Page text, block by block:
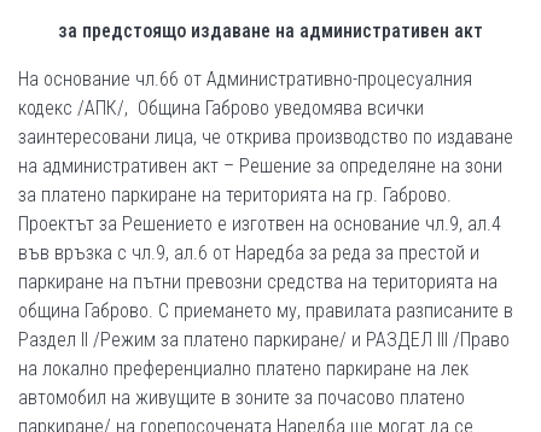
за предстоящо издаване на административен акт
На основание чл.66 от Административно-процесуалния
кодекс /АПК/, Община Габрово уведомява всички
заинтересовани лица, че открива производство по издаване
на административен акт – Решение за определяне на зони
за платено паркиране на територията на гр. Габрово.
Проектът за Решението е изготвен на основание чл.9, ал.4
във връзка с чл.9, ал.6 от Наредба за реда за престой и
паркиране на пътни превозни средства на територията на
община Габрово. С приемането му, правилата разписаните в
Раздел ІІ /Режим за платено паркиране/ и РАЗДЕЛ ІІІ /Право
на локално преференциално платено паркиране на лек
автомобил на живущите в зоните за почасово платено
паркиране/ на горепосочената Наредба ще могат да се